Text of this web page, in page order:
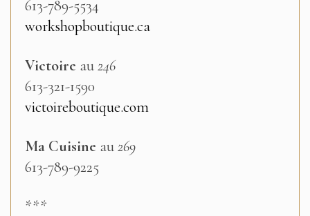
613-789-5534
workshopboutique.ca
Victoire au246
613-321-1590
victoireboutique.com
Ma Cuisine au269
613-789-9225
***